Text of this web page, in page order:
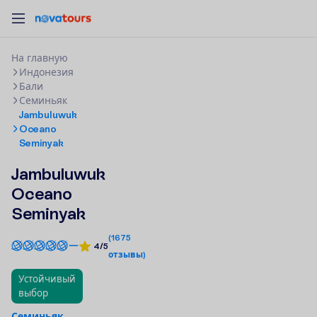
На главную
Индонезия
Бали
Семиньяк
Jambuluwuk
Oceano
Seminyak
Jambuluwuk
Oceano
Seminyak
4/5
(1675
отзывы)
Устойчивый
выбор